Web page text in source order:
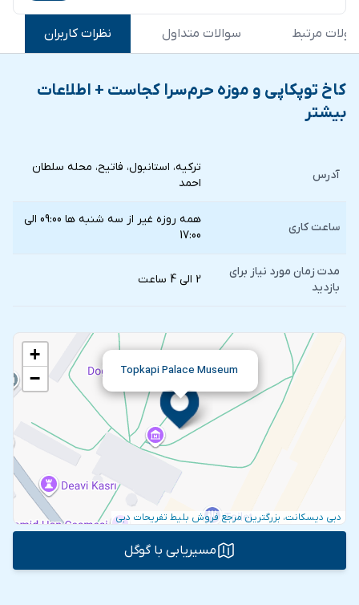
مرتبط سوالات متداول نظرات کاربران
کاخ توپکاپی و موزه حرم‌سرا کجاست + اطلاعات
بیشتر
آدرس
ترکیه، استانبول، فاتیح، محله سلطان
احمد
ساعت کاری
همه روزه غیر از سه شنبه ها 09:00 الی
17:00
مدت زمان مورد نیاز برای
بازدید
2 الی 4 ساعت
Topkapi Palace Museum
+
−
دبی دیسکانت، بزرگترین مرجع فروش بلیط تفریحات دبی
مسیریابی با گوگل